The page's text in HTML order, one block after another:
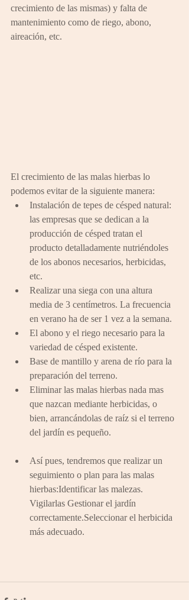
crecimiento de las mismas) y falta de
mantenimiento como de riego, abono,
aireación, etc.
El crecimiento de las malas hierbas lo
podemos evitar de la siguiente manera:
Instalación de tepes de césped natural:
las empresas que se dedican a la
producción de césped tratan el
producto detalladamente nutriéndoles
de los abonos necesarios, herbicidas,
etc.
Realizar una siega con una altura
media de 3 centímetros. La frecuencia
en verano ha de ser 1 vez a la semana.
El abono y el riego necesario para la
variedad de césped existente.
Base de mantillo y arena de río para la
preparación del terreno.
Eliminar las malas hierbas nada mas
que nazcan mediante herbicidas, o
bien, arrancándolas de raíz si el terreno
del jardín es pequeño.
Así pues, tendremos que realizar un
seguimiento o plan para las malas
hierbas:Identificar las malezas.
Vigilarlas Gestionar el jardín
correctamente.Seleccionar el herbicida
más adecuado.